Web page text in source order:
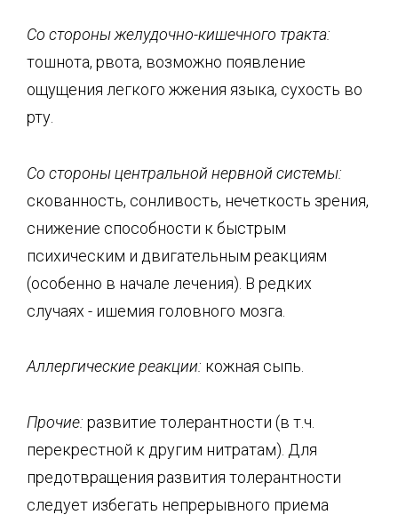
Со стороны желудочно-кишечного тракта:
тошнота, рвота, возможно появление
ощущения легкого жжения языка, сухость во
рту.
Со стороны центральной нервной системы:
скованность, сонливость, нечеткость зрения,
снижение способности к быстрым
психическим и двигательным реакциям
(особенно в начале лечения). В редких
случаях - ишемия головного мозга.
Аллергические реакции: кожная сыпь.
Прочие: развитие толерантности (в т.ч.
перекрестной к другим нитратам). Для
предотвращения развития толерантности
следует избегать непрерывного приема